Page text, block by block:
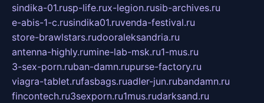
sindika-01.rusp-life.rux-legion.rusib-archives.ru
e-abis-1-c.rusindika01.ruvenda-festival.ru
store-brawlstars.rudooraleksandria.ru
antenna-highly.rumine-lab-msk.ru1-mus.ru
3-sex-porn.ruban-damn.rupurse-factory.ru
viagra-tablet.rufasbags.ruadler-jun.rubandamn.ru
fincontech.ru3sexporn.ru1mus.rudarksand.ru